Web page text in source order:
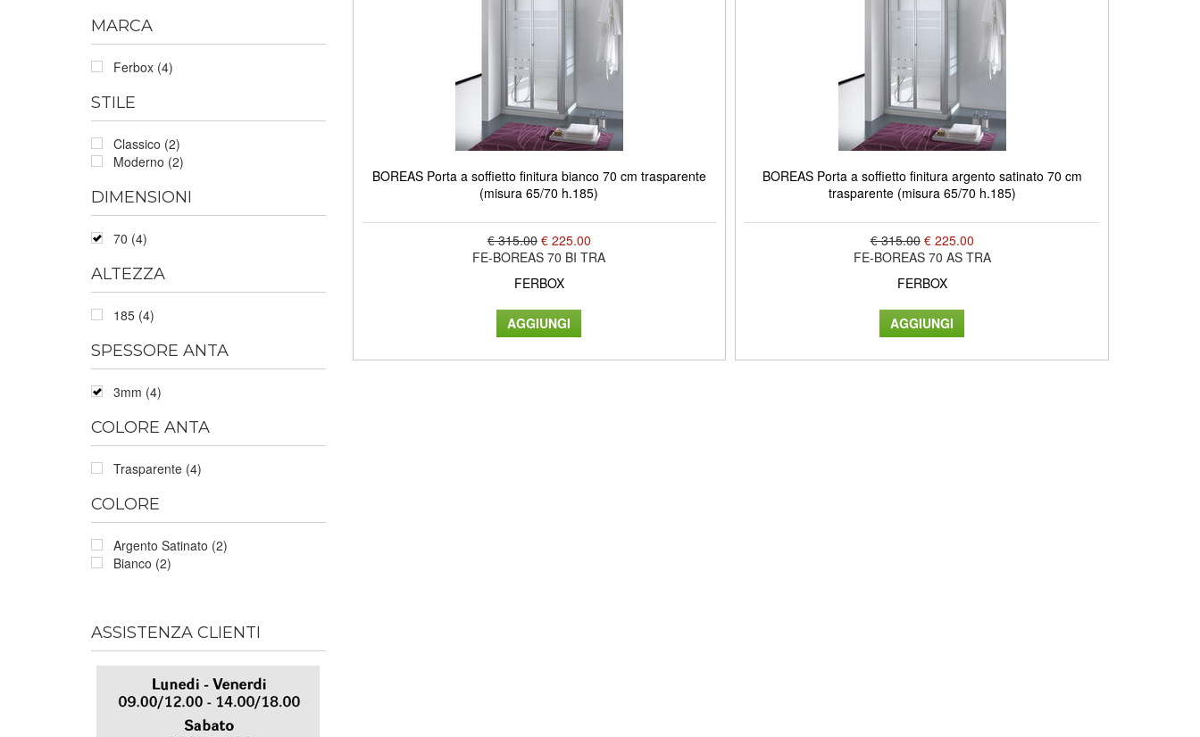
MARCA
Ferbox (4)
STILE
Classico (2)
Moderno (2)
DIMENSIONI
70 (4)
ALTEZZA
185 (4)
SPESSORE ANTA
3mm (4)
COLORE ANTA
Trasparente (4)
COLORE
Argento Satinato (2)
Bianco (2)
ASSISTENZA CLIENTI
BOREAS Porta a soffietto finitura bianco 70 cm trasparente
(misura 65/70 h.185)
€ 315.00 € 225.00
FE-BOREAS 70 BI TRA
FERBOX
BOREAS Porta a soffietto finitura argento satinato 70 cm
trasparente (misura 65/70 h.185)
€ 315.00 € 225.00
FE-BOREAS 70 AS TRA
FERBOX